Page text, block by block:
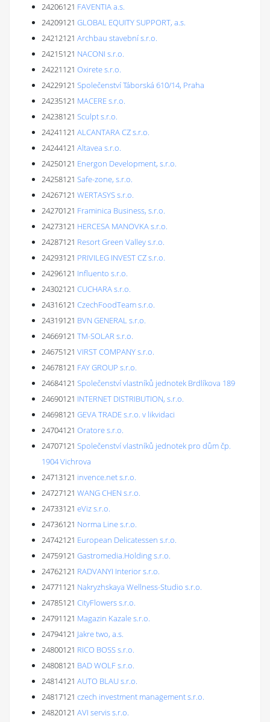
24206121 FAVENTIA a.s.
24209121 GLOBAL EQUITY SUPPORT, a.s.
24212121 Archbau stavební s.r.o.
24215121 NACONI s.r.o.
24221121 Oxirete s.r.o.
24229121 Společenství Táborská 610/14, Praha
24235121 MACERE s.r.o.
24238121 Sculpt s.r.o.
24241121 ALCANTARA CZ s.r.o.
24244121 Altavea s.r.o.
24250121 Energon Development, s.r.o.
24258121 Safe-zone, s.r.o.
24267121 WERTASYS s.r.o.
24270121 Framinica Business, s.r.o.
24273121 HERCESA MANOVKA s.r.o.
24287121 Resort Green Valley s.r.o.
24293121 PRIVILEG INVEST CZ s.r.o.
24296121 Influento s.r.o.
24302121 CUCHARA s.r.o.
24316121 CzechFoodTeam s.r.o.
24319121 BVN GENERAL s.r.o.
24669121 TM-SOLAR s.r.o.
24675121 VIRST COMPANY s.r.o.
24678121 FAY GROUP s.r.o.
24684121 Společenství vlastníků jednotek Brdlíkova 189
24690121 INTERNET DISTRIBUTION, s.r.o.
24698121 GEVA TRADE s.r.o. v likvidaci
24704121 Oratore s.r.o.
24707121 Společenství vlastníků jednotek pro dům čp.
1904 Vichrova
24713121 invence.net s.r.o.
24727121 WANG CHEN s.r.o.
24733121 eViz s.r.o.
24736121 Norma Line s.r.o.
24742121 European Delicatessen s.r.o.
24759121 Gastromedia.Holding s.r.o.
24762121 RADVANYI Interior s.r.o.
24771121 Nakryzhskaya Wellness-Studio s.r.o.
24785121 CityFlowers s.r.o.
24791121 Magazin Kazale s.r.o.
24794121 Jakre two, a.s.
24800121 RICO BOSS s.r.o.
24808121 BAD WOLF s.r.o.
24814121 AUTO BLAU s.r.o.
24817121 czech investment management s.r.o.
24820121 AVI servis s.r.o.